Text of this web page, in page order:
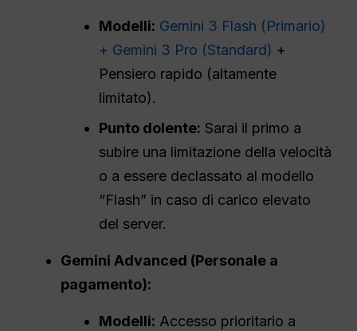
Modelli: Gemini 3 Flash (Primario)
+ Gemini 3 Pro (Standard) +
Pensiero rapido (altamente
limitato).
Punto dolente: Sarai il primo a
subire una limitazione della velocità
o a essere declassato al modello
“Flash” in caso di carico elevato
del server.
Gemini Advanced (Personale a
pagamento):
Modelli: Accesso prioritario a